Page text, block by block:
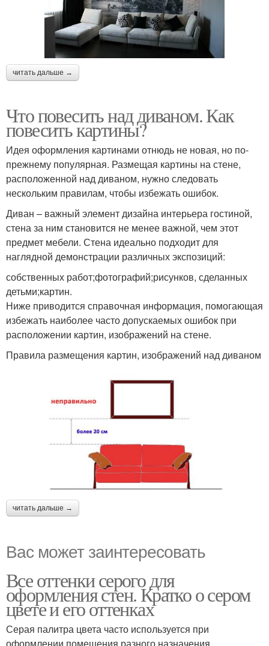
читать дальше →
Что повесить над диваном. Как
повесить картины?
Идея оформления картинами отнюдь не новая, но по-
прежнему популярная. Размещая картины на стене,
расположенной над диваном, нужно следовать
нескольким правилам, чтобы избежать ошибок.
Диван – важный элемент дизайна интерьера гостиной,
стена за ним становится не менее важной, чем этот
предмет мебели. Стена идеально подходит для
наглядной демонстрации различных экспозиций:
собственных работ;фотографий;рисунков, сделанных
детьми;картин.
Ниже приводится справочная информация, помогающая
избежать наиболее часто допускаемых ошибок при
расположении картин, изображений на стене.
Правила размещения картин, изображений над диваном
читать дальше →
Вас может заинтересовать
Все оттенки серого для
оформления стен. Кратко о сером
цвете и его оттенках
Серая палитра цвета часто используется при